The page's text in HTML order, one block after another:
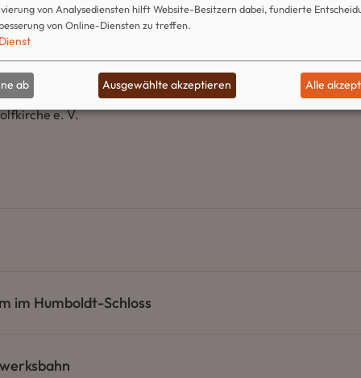
e. V.
im Humboldt-Schloss
von Analysediensten hilft Website-Besitzern dabei, fundierte
von Online-Diensten zu treffen.
Dienst
ab Ausgewählte akzeptieren Alle